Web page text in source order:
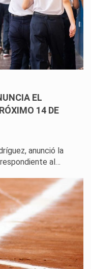
EL
14 DE
anunció la
al…